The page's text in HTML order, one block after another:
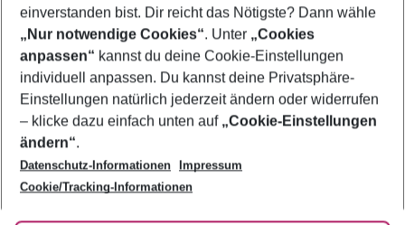
Footer
Footer navigation
Über uns
AGB
Bestpreisgarantie
Cookie-Einstellungen ändern
Cookie-Richtlinie
Agenturbetreuung
Barrierefreies Reisen
Folge uns
einverstanden bist. Dir reicht das Nötigste? Dann wähle
„Nur notwendige Cookies“. Unter „Cookies
anpassen“ kannst du deine Cookie-Einstellungen
individuell anpassen. Du kannst deine Privatsphäre-
Einstellungen natürlich jederzeit ändern oder widerrufen
– klicke dazu einfach unten auf „Cookie-Einstellungen
ändern“.
Datenschutz-Informationen
Impressum
Cookie/Tracking-Informationen